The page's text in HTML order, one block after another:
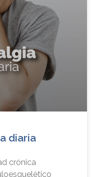
diaria
crónica